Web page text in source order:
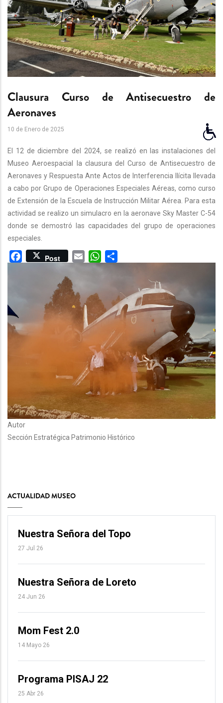
Clausura Curso de Antisecuestro de
Aeronaves
10 de Enero de 2025
El 12 de diciembre del 2024, se realizó en las instalaciones del
Museo Aeroespacial la clausura del Curso de Antisecuestro de
Aeronaves y Respuesta Ante Actos de Interferencia Ilícita llevada
a cabo por Grupo de Operaciones Especiales Aéreas, como curso
de Extensión de la Escuela de Instrucción Militar Aérea. Para esta
actividad se realizo un simulacro en la aeronave Sky Master C-54
donde se demostró las capacidades del grupo de operaciones
especiales.
Facebook
Post Email WhatsApp
Autor
Sección Estratégica Patrimonio Histórico
ACTUALIDAD MUSEO
Nuestra Señora del Topo
27 Jul 26
Nuestra Señora de Loreto
24 Jun 26
Mom Fest 2.0
14 Mayo 26
Programa PISAJ 22
25 Abr 26